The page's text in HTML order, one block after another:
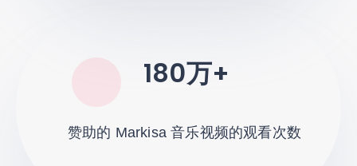
180万+
赞助的 Markisa 音乐视频的观看次数